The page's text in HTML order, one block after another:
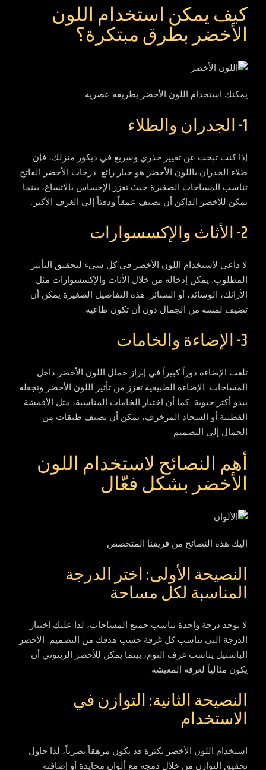
كيف يمكن استخدام اللون
الأخضر بطرق مبتكرة؟
يمكنك استخدام اللون الأخضر بطريقة عصرية:
1- الجدران والطلاء
إذا كنت تبحث عن تغيير جذري وسريع في ديكور منزلك، فإن
طلاء الجدران باللون الأخضر هو خيار رائع. درجات الأخضر الفاتح
تناسب المساحات الصغيرة حيث تعزز الإحساس بالاتساع، بينما
يمكن للأخضر الداكن أن يضيف عمقاً ودفئاً إلى الغرف الأكبر.
2- الأثاث والإكسسوارات
لا داعي لاستخدام اللون الأخضر في كل شيء لتحقيق التأثير
المطلوب. يمكن إدخاله من خلال الأثاث والإكسسوارات مثل
الأرائك، الوسائد، أو الستائر. هذه التفاصيل الصغيرة يمكن أن
تضيف لمسة من الجمال دون أن تكون طاغية.
3- الإضاءة والخامات
تلعب الإضاءة دوراً كبيراً في إبراز جمال اللون الأخضر داخل
المساحات. الإضاءة الطبيعية تعزز من تأثير اللون الأخضر وتجعله
يبدو أكثر حيوية. كما أن اختيار الخامات المناسبة، مثل الأقمشة
القطنية أو السجاد المزخرف، يمكن أن يضيف طبقات من
الجمال إلى التصميم.
أهم النصائح لاستخدام اللون
الأخضر بشكل فعّال
إليك هذه النصائح من فريقنا المتخصص:
النصيحة الأولى: اختر الدرجة
المناسبة لكل مساحة
لا يوجد درجة واحدة تناسب جميع المساحات، لذا عليك اختيار
الدرجة التي تناسب كل غرفة حسب هدفك من التصميم. الأخضر
الباستيل يناسب غرف النوم، بينما يمكن للأخضر الزيتوني أن
يكون مثالياً لغرفة المعيشة.
النصيحة الثانية: التوازن في
الاستخدام
استخدام اللون الأخضر بكثرة قد يكون مرهقاً بصرياً، لذا حاول
تحقيق التوازن من خلال دمجه مع ألوان محايدة أو إضافته